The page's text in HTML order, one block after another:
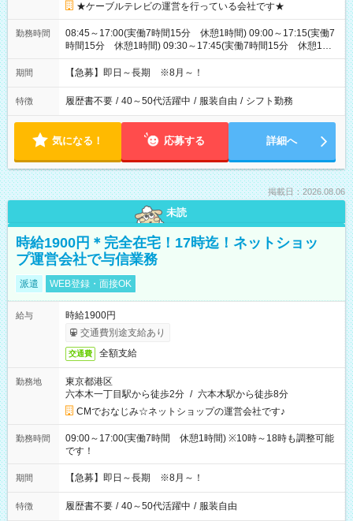
★ケーブルテレビの運営を行っている会社です★
勤務時間
08:45～17:00(実働7時間15分 休憩1時間) 09:00～17:15(実働7
時間15分 休憩1時間) 09:30～17:45(実働7時間15分 休憩1時
間) ※11:45～20:00：週1回程度遅番あります(在宅勤務OK) ※配
属チームにより
期間 【急募】即日～長期 ※8月～！
特徴 履歴書不要 / 40～50代活躍中 / 服装自由 / シフト勤務
気になる！ 応募する 詳細へ
掲載日：2026.08.06
未読
時給1900円＊完全在宅！17時迄！ネットショッ
プ運営会社で与信業務
派遣 WEB登録・面接OK
給与
時給1900円
交通費別途支給あり
交通費 全額支給
勤務地
東京都港区
六本木一丁目駅から徒歩2分 / 六本木駅から徒歩8分
CMでおなじみ☆ネットショップの運営会社です♪
勤務時間
09:00～17:00(実働7時間 休憩1時間) ※10時～18時も調整可能
です！
期間 【急募】即日～長期 ※8月～！
特徴 履歴書不要 / 40～50代活躍中 / 服装自由